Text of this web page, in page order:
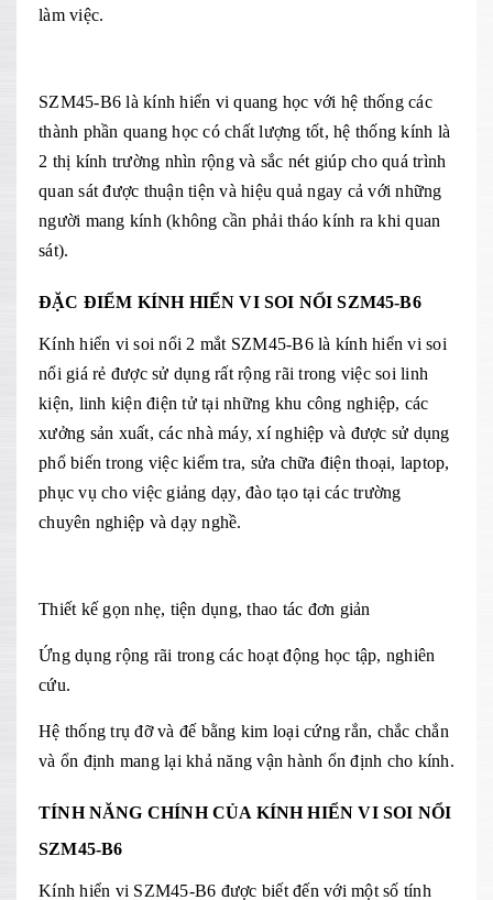
làm việc.
SZM45-B6 là kính hiển vi quang học với hệ thống các
thành phần quang học có chất lượng tốt, hệ thống kính là
2 thị kính trường nhìn rộng và sắc nét giúp cho quá trình
quan sát được thuận tiện và hiệu quả ngay cả với những
người mang kính (không cần phải tháo kính ra khi quan
sát).
ĐẶC ĐIỂM KÍNH HIỂN VI SOI NỔI SZM45-B6
Kính hiển vi soi nổi 2 mắt SZM45-B6 là kính hiển vi soi
nổi giá rẻ được sử dụng rất rộng rãi trong việc soi linh
kiện, linh kiện điện tử tại những khu công nghiệp, các
xưởng sản xuất, các nhà máy, xí nghiệp và được sử dụng
phổ biến trong việc kiểm tra, sửa chữa điện thoại, laptop,
phục vụ cho việc giảng dạy, đào tạo tại các trường
chuyên nghiệp và dạy nghề.
Thiết kế gọn nhẹ, tiện dụng, thao tác đơn giản
Ứng dụng rộng rãi trong các hoạt động học tập, nghiên
cứu.
Hệ thống trụ đỡ và đế bằng kim loại cứng rắn, chắc chắn
và ổn định mang lại khả năng vận hành ổn định cho kính.
TÍNH NĂNG CHÍNH CỦA KÍNH HIỂN VI SOI NỔI
SZM45-B6
Kính hiển vi SZM45-B6 được biết đến với một số tính